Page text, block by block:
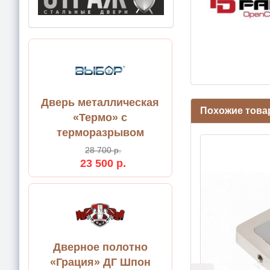
Дверь металлическая
«Термо» с
терморазрывом
28 700 р.
23 500 р.
Дверное полотно
«Грация» ДГ Шпон
Похожие